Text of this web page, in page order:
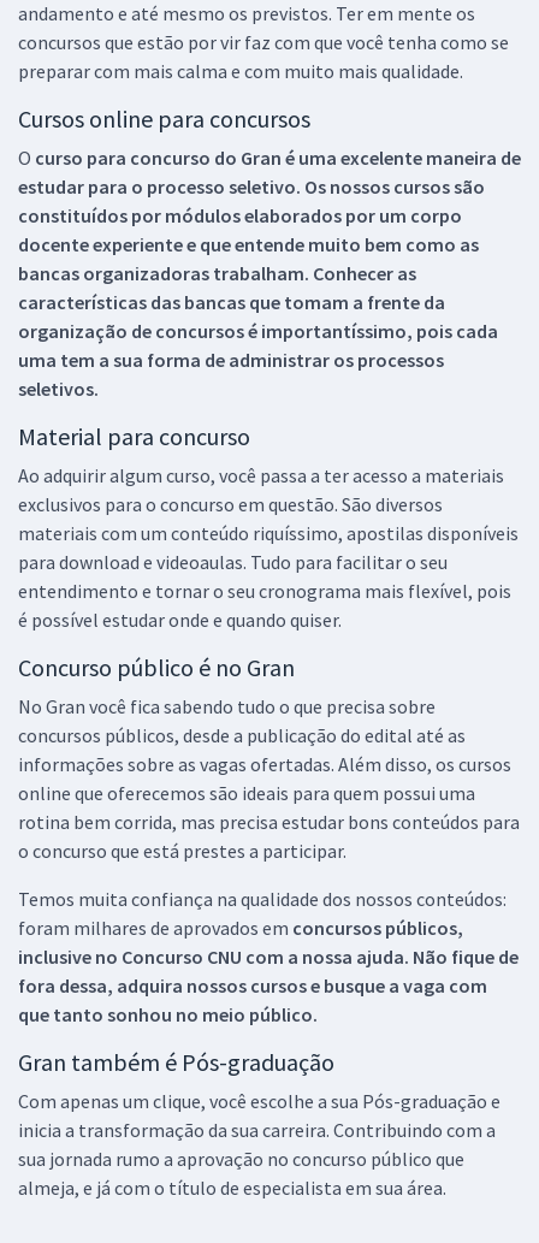
andamento e até mesmo os previstos. Ter em mente os
concursos que estão por vir faz com que você tenha como se
preparar com mais calma e com muito mais qualidade.
Cursos online para concursos
O curso para concurso do Gran é uma excelente maneira de
estudar para o processo seletivo. Os nossos cursos são
constituídos por módulos elaborados por um corpo
docente experiente e que entende muito bem como as
bancas organizadoras trabalham. Conhecer as
características das bancas que tomam a frente da
organização de concursos é importantíssimo, pois cada
uma tem a sua forma de administrar os processos
seletivos.
Material para concurso
Ao adquirir algum curso, você passa a ter acesso a materiais
exclusivos para o concurso em questão. São diversos
materiais com um conteúdo riquíssimo, apostilas disponíveis
para download e videoaulas. Tudo para facilitar o seu
entendimento e tornar o seu cronograma mais flexível, pois
é possível estudar onde e quando quiser.
Concurso público é no Gran
No Gran você fica sabendo tudo o que precisa sobre
concursos públicos, desde a publicação do edital até as
informações sobre as vagas ofertadas. Além disso, os cursos
online que oferecemos são ideais para quem possui uma
rotina bem corrida, mas precisa estudar bons conteúdos para
o concurso que está prestes a participar.
Temos muita confiança na qualidade dos nossos conteúdos:
foram milhares de aprovados em concursos públicos,
inclusive no Concurso CNU com a nossa ajuda. Não fique de
fora dessa, adquira nossos cursos e busque a vaga com
que tanto sonhou no meio público.
Gran também é Pós-graduação
Com apenas um clique, você escolhe a sua Pós-graduação e
inicia a transformação da sua carreira. Contribuindo com a
sua jornada rumo a aprovação no concurso público que
almeja, e já com o título de especialista em sua área.